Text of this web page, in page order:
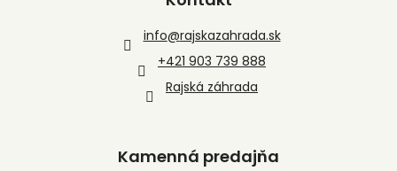
info@rajskazahrada.sk
+421 903 739 888
Rajská záhrada
Kamenná predajňa